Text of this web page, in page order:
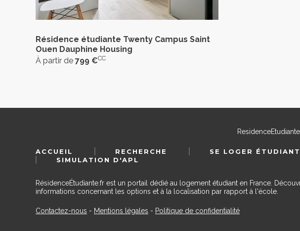
Résidence étudiante Twenty Campus Saint
Ouen Dauphine Housing
À partir de 799 €CC
ACCUEIL RECHERCHE SE LOGER ÉTUDIANT
SIMULATION D'APL
RésidenceÉtudiante.fr est un portail dédié au logement étudiant en France.
informations concernant les options et à la localisation par rapport à l'école.
Contactez-nous - Mentions légales - Politique de confidentialité